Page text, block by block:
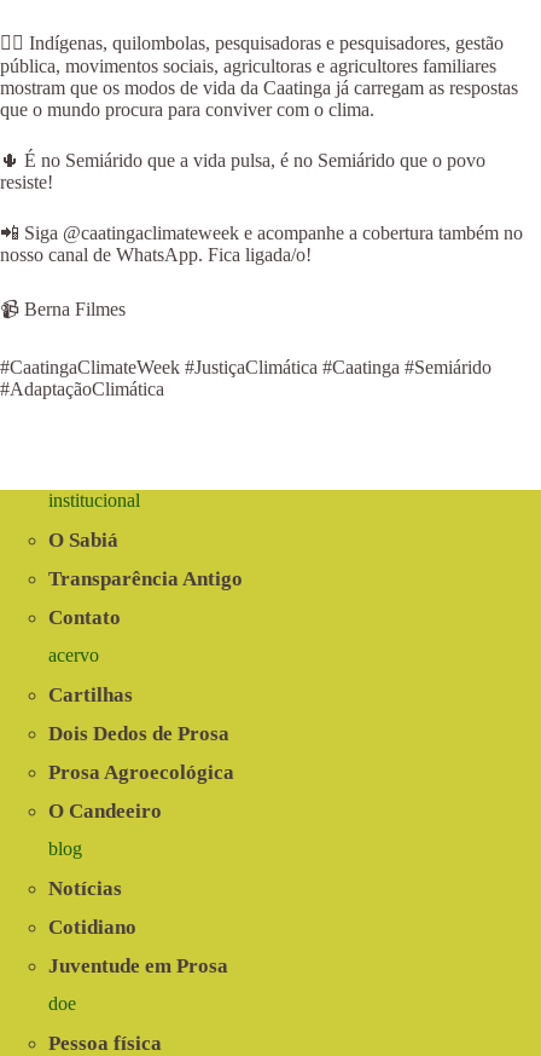
✊🏽 Indígenas, quilombolas, pesquisadoras e pesquisadores, gestão
pública, movimentos sociais, agricultoras e agricultores familiares
mostram que os modos de vida da Caatinga já carregam as respostas
que o mundo procura para conviver com o clima.
🌵 É no Semiárido que a vida pulsa, é no Semiárido que o povo
resiste!
📲 Siga @caatingaclimateweek e acompanhe a cobertura também no
nosso canal de WhatsApp. Fica ligada/o!
📹 Berna Filmes
#CaatingaClimateWeek #JustiçaClimática #Caatinga #Semiárido
#AdaptaçãoClimática
institucional
O Sabiá
Transparência Antigo
Contato
acervo
Cartilhas
Dois Dedos de Prosa
Prosa Agroecológica
O Candeeiro
blog
Notícias
Cotidiano
Juventude em Prosa
doe
Pessoa física